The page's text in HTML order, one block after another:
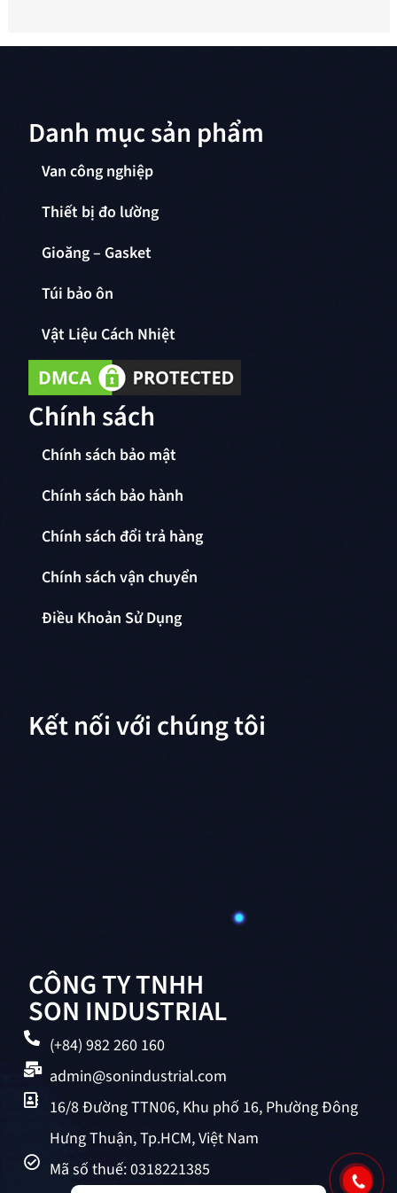
CÔNG TY TNHH
SON INDUSTRIAL
(+84) 982 260 160
admin@sonindustrial.com
16/8 Đường TTN06, Khu phố 16, Phường Đông
Hưng Thuận, Tp.HCM, Việt Nam
Mã số thuế: 0318221385
Danh mục sản phẩm
Van công nghiệp
Thiết bị đo lường
Gioăng – Gasket
Túi bảo ôn
Vật Liệu Cách Nhiệt
Chính sách
Chính sách bảo mật
Chính sách bảo hành
Chính sách đổi trả hàng
Chính sách vận chuyển
Điều Khoản Sử Dụng
Kết nối với chúng tôi